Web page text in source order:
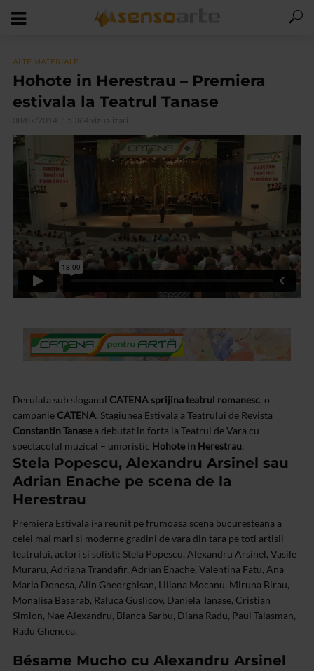
ALTE MATERIALE
Hohote in Herestrau – Premiera
estivala la Teatrul Tanase
08/07/2014 5.364 vizualizari
Derulata sub sloganul CATENA sprijina teatrul romanesc, o
campanie CATENA, Stagiunea Estivala a Teatrului de Revista
Constantin Tanase a debutat in forta la Teatrul de Vara cu
spectacolul muzical – umoristic Hohote in Herestrau.
Stela Popescu, Alexandru Arsinel sau
Adrian Enache pe scena de la
Herestrau
Premiera Estivala i-a reunit pe frumoasa scena bucuresteana a
celei mai mari si moderne gradini de vara din tara pe toti artisii
teatrului, actori si solisti: Stela Popescu, Alexandru Arsinel, Vasile
Muraru, Adriana Trandafir, Adrian Enache, Valentina Fatu, Ana
Maria Donosa, Alin Gheorghisan, Liliana Mocanu, Miruna Birau,
Monalisa Basarab, Raluca Guslicov, Daniela Tanase, Cristian
Simion, Nae Alexandru, Bianca Sarbu, Diana Radu, Paul Talasman,
Radu Ghencea.
Bésame Mucho cu Alexandru Arsinel